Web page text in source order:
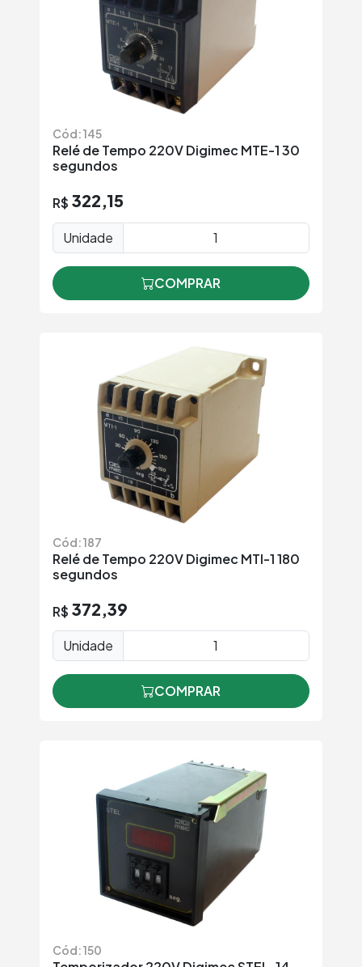
Cód: 145
Relé de Tempo 220V Digimec MTE-1 30
segundos
R$ 322,15
Unidade
COMPRAR
Cód: 187
Relé de Tempo 220V Digimec MTI-1 180
segundos
R$ 372,39
Unidade
COMPRAR
Cód: 150